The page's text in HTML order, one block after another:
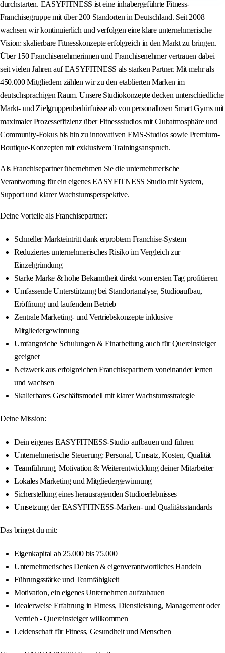
durchstarten. EASYFITNESS ist eine inhabergeführte Fitness-
Franchisegruppe mit über 200 Standorten in Deutschland. Seit 2008
wachsen wir kontinuierlich und verfolgen eine klare unternehmerische
Vision: skalierbare Fitnesskonzepte erfolgreich in den Markt zu bringen.
Über 150 Franchisenehmerinnen und Franchisenehmer vertrauen dabei
seit vielen Jahren auf EASYFITNESS als starken Partner. Mit mehr als
450.000 Mitgliedern zählen wir zu den etablierten Marken im
deutschsprachigen Raum. Unsere Studiokonzepte decken unterschiedliche
Markt- und Zielgruppenbedürfnisse ab von personallosen Smart Gyms mit
maximaler Prozesseffizienz über Fitnessstudios mit Clubatmosphäre und
Community-Fokus bis hin zu innovativen EMS-Studios sowie Premium-
Boutique-Konzepten mit exklusivem Trainingsanspruch.
Als Franchisepartner übernehmen Sie die unternehmerische
Verantwortung für ein eigenes EASYFITNESS Studio mit System,
Support und klarer Wachstumsperspektive.
Deine Vorteile als Franchisepartner:
Schneller Markteintritt dank erprobtem Franchise-System
Reduziertes unternehmerisches Risiko im Vergleich zur
Einzelgründung
Starke Marke & hohe Bekanntheit direkt vom ersten Tag profitieren
Umfassende Unterstützung bei Standortanalyse, Studioaufbau,
Eröffnung und laufendem Betrieb
Zentrale Marketing- und Vertriebskonzepte inklusive
Mitgliedergewinnung
Umfangreiche Schulungen & Einarbeitung auch für Quereinsteiger
geeignet
Netzwerk aus erfolgreichen Franchisepartnern voneinander lernen
und wachsen
Skalierbares Geschäftsmodell mit klarer Wachstumsstrategie
Deine Mission:
Dein eigenes EASYFITNESS-Studio aufbauen und führen
Unternehmerische Steuerung: Personal, Umsatz, Kosten, Qualität
Teamführung, Motivation & Weiterentwicklung deiner Mitarbeiter
Lokales Marketing und Mitgliedergewinnung
Sicherstellung eines herausragenden Studioerlebnisses
Umsetzung der EASYFITNESS-Marken- und Qualitätsstandards
Das bringst du mit:
Eigenkapital ab 25.000 bis 75.000
Unternehmerisches Denken & eigenverantwortliches Handeln
Führungsstärke und Teamfähigkeit
Motivation, ein eigenes Unternehmen aufzubauen
Idealerweise Erfahrung in Fitness, Dienstleistung, Management oder
Vertrieb - Quereinsteiger willkommen
Leidenschaft für Fitness, Gesundheit und Menschen